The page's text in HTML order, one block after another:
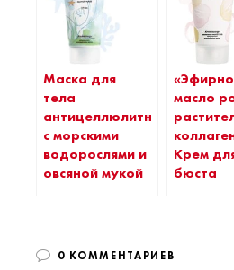
Маска для
тела
антицеллюлитная
с морскими
водорослями и
овсяной мукой
масло
Крем
бюста
0 КОММЕНТАРИЕВ